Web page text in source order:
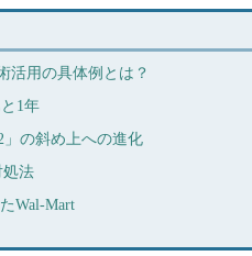
用の具体例とは？
1年
」の斜め上への進化
処法
Wal-Mart